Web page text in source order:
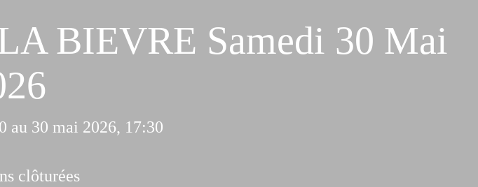
BIEVRE Samedi 30 Mai
au 30 mai 2026, 17:30
clôturées